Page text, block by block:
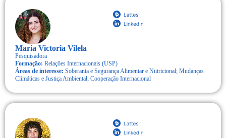
Maria Victoria Vilela
Pesquisadora
Formação: Relações Internacionais (USP)
Áreas de interesse: Soberania e Segurança Alimentar e Nutricional; Mudanças
Climáticas e Justiça Ambiental; Cooperação Internacional